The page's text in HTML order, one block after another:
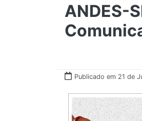
ANDES-
Publicado em 21 de